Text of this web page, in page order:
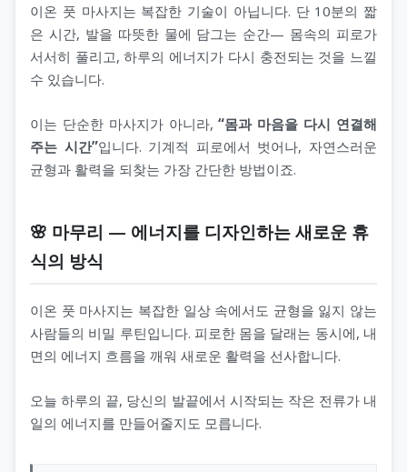
이온 풋 마사지는 복잡한 기술이 아닙니다. 단 10분의 짧
은 시간, 발을 따뜻한 물에 담그는 순간— 몸속의 피로가
서서히 풀리고, 하루의 에너지가 다시 충전되는 것을 느낄
수 있습니다.
이는 단순한 마사지가 아니라,“몸과 마음을 다시 연결해
주는 시간”입니다. 기계적 피로에서 벗어나, 자연스러운
균형과 활력을 되찾는 가장 간단한 방법이죠.
🌸 마무리 — 에너지를 디자인하는 새로운 휴
식의 방식
이온 풋 마사지는 복잡한 일상 속에서도 균형을 잃지 않는
사람들의 비밀 루틴입니다. 피로한 몸을 달래는 동시에, 내
면의 에너지 흐름을 깨워 새로운 활력을 선사합니다.
오늘 하루의 끝, 당신의 발끝에서 시작되는 작은 전류가 내
일의 에너지를 만들어줄지도 모릅니다.